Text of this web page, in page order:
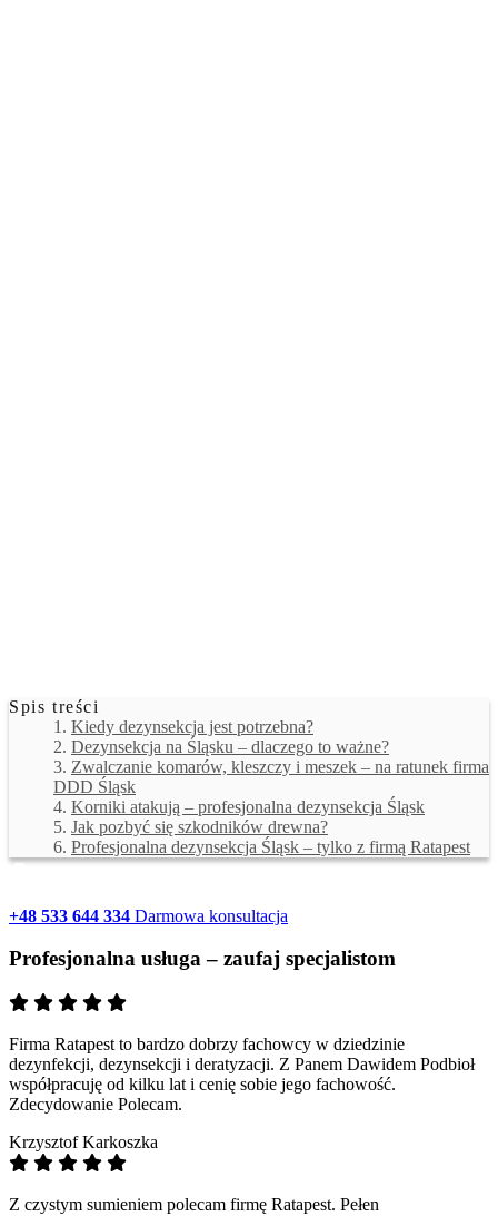
Spis treści
Kiedy dezynsekcja jest potrzebna?
Dezynsekcja na Śląsku – dlaczego to ważne?
Zwalczanie komarów, kleszczy i meszek – na ratunek firma
DDD Śląsk
Korniki atakują – profesjonalna dezynsekcja Śląsk
Jak pozbyć się szkodników drewna?
Profesjonalna dezynsekcja Śląsk – tylko z firmą Ratapest
+48 533 644 334 Darmowa konsultacja
Profesjonalna usługa – zaufaj specjalistom
Firma Ratapest to bardzo dobrzy fachowcy w dziedzinie
dezynfekcji, dezynsekcji i deratyzacji. Z Panem Dawidem Podbioł
współpracuję od kilku lat i cenię sobie jego fachowość.
Zdecydowanie Polecam.
Krzysztof Karkoszka
Z czystym sumieniem polecam firmę Ratapest. Pełen